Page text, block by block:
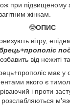
при підвищеному
жінкам.
🤓ОПИС
вітру,
від нежиті
має у
якого є
і проти